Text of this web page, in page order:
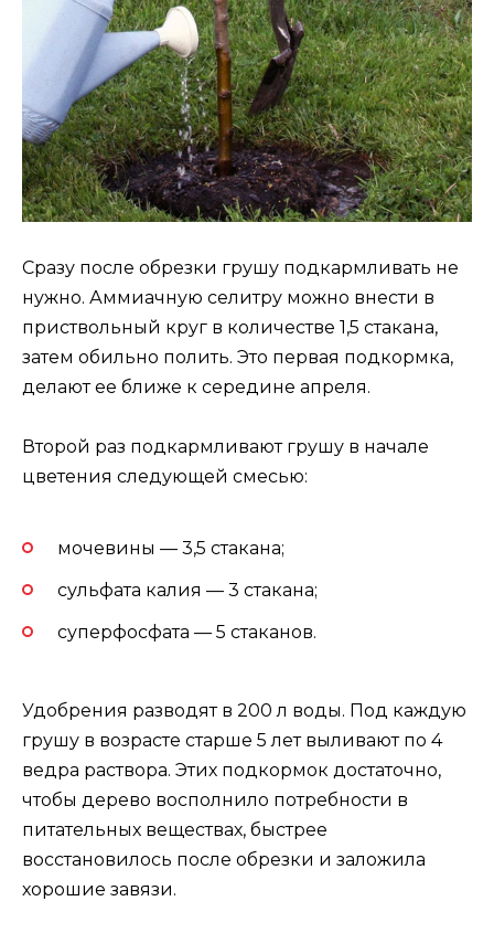
Сразу после обрезки грушу подкармливать не
нужно. Аммиачную селитру можно внести в
приствольный круг в количестве 1,5 стакана,
затем обильно полить. Это первая подкормка,
делают ее ближе к середине апреля.
Второй раз подкармливают грушу в начале
цветения следующей смесью:
мочевины — 3,5 стакана;
сульфата калия — 3 стакана;
суперфосфата — 5 стаканов.
Удобрения разводят в 200 л воды. Под каждую
грушу в возрасте старше 5 лет выливают по 4
ведра раствора. Этих подкормок достаточно,
чтобы дерево восполнило потребности в
питательных веществах, быстрее
восстановилось после обрезки и заложила
хорошие завязи.